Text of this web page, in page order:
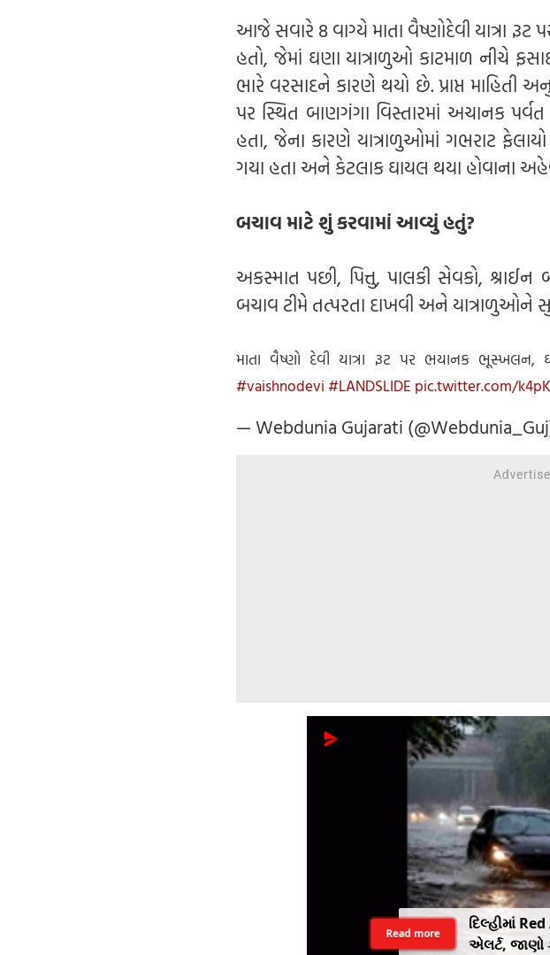
આજે સવારે 8 વાગ્યે માતા વૈષ્ણોદેવી યાત્રા
હતો, જેમાં ઘણા યાત્રાળુઓ કાટમાળ નીચે
ભારે વરસાદને કારણે થયો છે. પ્રાપ્ત માહિતી
પર સ્થિત બાણગંગા વિસ્તારમાં અચાનક
હતા, જેના કારણે યાત્રાળુઓમાં ગભરાટ
ગયા હતા અને કેટલાક ઘાયલ થયા હોવાના
બચાવ માટે શું કરવામાં આવ્યું હતું?
અકસ્માત પછી, પિત્તુ, પાલકી સેવકો,
બચાવ ટીમે તત્પરતા દાખવી અને યાત્રાળુઓને
માતા વૈષ્ણો દેવી યાત્રા રૂટ પર ભયાનક ભૂસ્ખલન,
#vaishnodevi #LANDSLIDE pic.twitter.com/
— Webdunia Gujarati
દિલ્હીમાં
એલર્ટ, જાણો
Read more